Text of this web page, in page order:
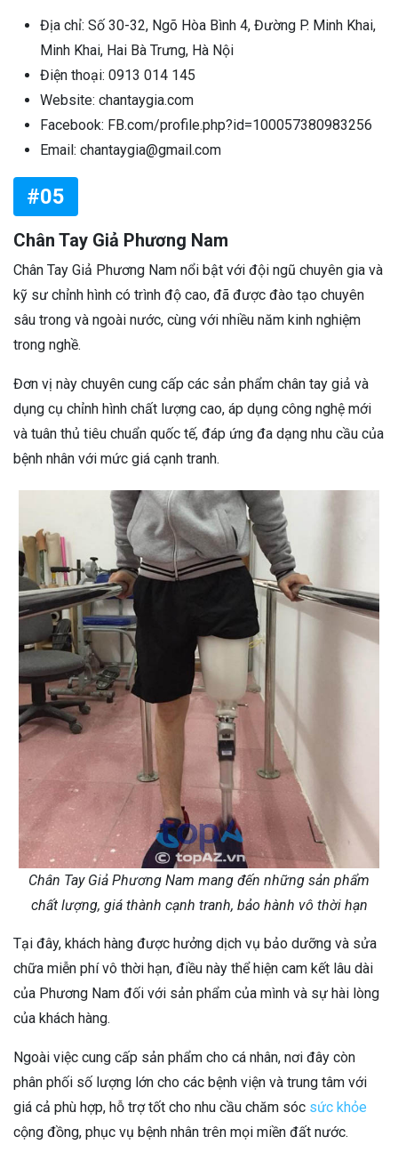
Địa chỉ: Số 30-32, Ngõ Hòa Bình 4, Đường P. Minh Khai,
Minh Khai, Hai Bà Trưng, Hà Nội
Điện thoại: 0913 014 145
Website: chantaygia.com
Facebook: FB.com/profile.php?id=100057380983256
Email: chantaygia@gmail.com
#05
Chân Tay Giả Phương Nam
Chân Tay Giả Phương Nam nổi bật với đội ngũ chuyên gia và
kỹ sư chỉnh hình có trình độ cao, đã được đào tạo chuyên
sâu trong và ngoài nước, cùng với nhiều năm kinh nghiệm
trong nghề.
Đơn vị này chuyên cung cấp các sản phẩm chân tay giả và
dụng cụ chỉnh hình chất lượng cao, áp dụng công nghệ mới
và tuân thủ tiêu chuẩn quốc tế, đáp ứng đa dạng nhu cầu của
bệnh nhân với mức giá cạnh tranh.
Chân Tay Giả Phương Nam mang đến những sản phẩm
chất lượng, giá thành cạnh tranh, bảo hành vô thời hạn
Tại đây, khách hàng được hưởng dịch vụ bảo dưỡng và sửa
chữa miễn phí vô thời hạn, điều này thể hiện cam kết lâu dài
của Phương Nam đối với sản phẩm của mình và sự hài lòng
của khách hàng.
Ngoài việc cung cấp sản phẩm cho cá nhân, nơi đây còn
phân phối số lượng lớn cho các bệnh viện và trung tâm với
giá cả phù hợp, hỗ trợ tốt cho nhu cầu chăm sóc sức khỏe
cộng đồng, phục vụ bệnh nhân trên mọi miền đất nước.